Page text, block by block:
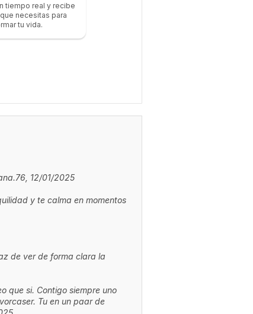
tiempo real y recibe
necesitas para
tu vida.
12/01/2025
y te calma en momentos
de ver de forma clara la
que si. Contigo siempre uno
Tu en un paar de